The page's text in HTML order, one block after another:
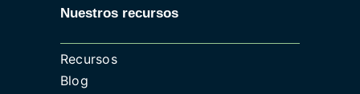
Nuestros recursos
Recursos
Blog